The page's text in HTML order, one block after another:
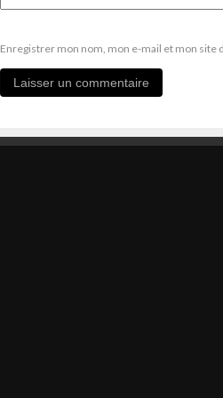
Enregistrer mon nom, mon e-mail et mon site